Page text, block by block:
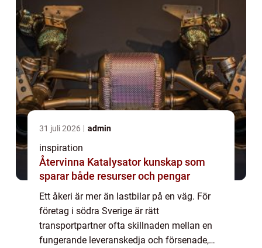
31 juli 2026 admin
inspiration
Återvinna Katalysator kunskap som
sparar både resurser och pengar
Ett åkeri är mer än lastbilar på en väg. För
företag i södra Sverige är rätt
transportpartner ofta skillnaden mellan en
fungerande leveranskedja och försenade,